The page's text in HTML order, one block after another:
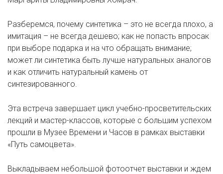
Разберемся, почему синтетика – это не всегда плохо, а
имитация – не всегда дешево; как не попасть впросак
при выборе подарка и на что обращать внимание;
может ли синтетика быть лучше натуральных аналогов
и как отличить натуральный камень от
синтезированного.
Эта встреча завершает цикл учебно-просветительских
лекций и мастер-классов, которые с большим успехом
прошли в Музее Времени и Часов в рамках выставки
«Путь самоцвета».
Выкладываем небольшой фотоотчет выставки и ждем